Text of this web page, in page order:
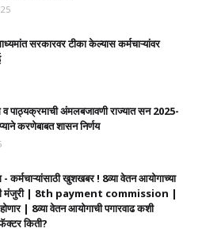
सरकारवर टीका केल्यास कर्मचाऱ्यांवर
पाठ्यक्रमाची अंमलबजावणी राज्यात सन 2025-
करणेबाबत शासन निर्णय
खुशखबर ! 8व्या वेतन आयोगाच्या
मंजुरी | 8th payment commission |
| 8व्या वेतन आयोगाची पगारवाढ कशी
किती?